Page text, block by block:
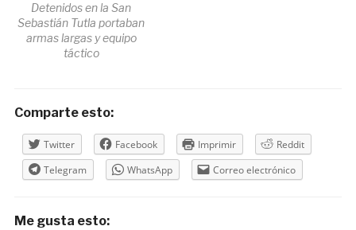
Detenidos en la San
Sebastián Tutla portaban
armas largas y equipo
táctico
Comparte esto:
Twitter Facebook Imprimir
Reddit
Telegram
WhatsApp Correo electrónico
Me gusta esto: